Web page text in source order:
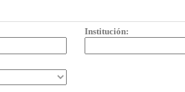
Institución: